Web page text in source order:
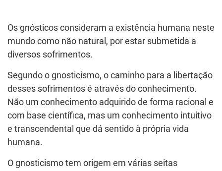
Os gnósticos consideram a existência humana neste
mundo como não natural, por estar submetida a
diversos sofrimentos.
Segundo o gnosticismo, o caminho para a libertação
desses sofrimentos é através do conhecimento.
Não um conhecimento adquirido de forma racional e
com base científica, mas um conhecimento intuitivo
e transcendental que dá sentido à própria vida
humana.
O gnosticismo tem origem em várias seitas